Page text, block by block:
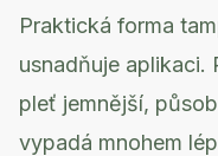
Praktická forma
usnadňuje aplikaci.
pleť jemnější,
vypadá mnohem